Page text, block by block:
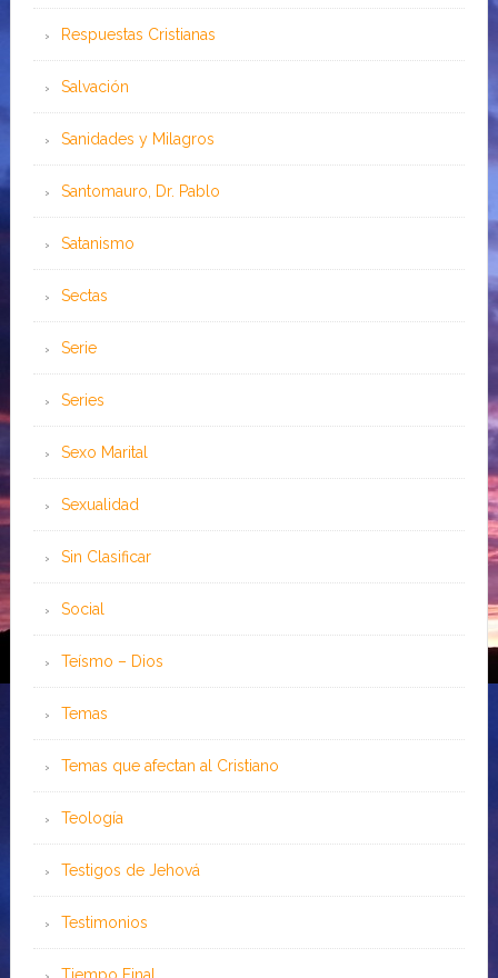
Respuestas Cristianas
Salvación
Sanidades y Milagros
Santomauro, Dr. Pablo
Satanismo
Sectas
Serie
Series
Sexo Marital
Sexualidad
Sin Clasificar
Social
Teísmo – Dios
Temas
Temas que afectan al Cristiano
Teología
Testigos de Jehová
Testimonios